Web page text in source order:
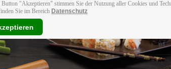
"Akzeptieren" stimmen Sie der Nutzung aller Cookies und
Sie im Bereich Datenschutz